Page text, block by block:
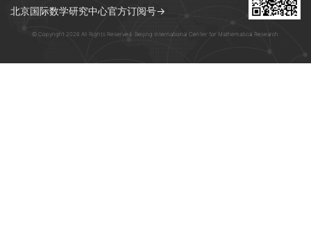
北京国际数学研究中心官方订阅号→
© Copyright 2026 All Rights Reserved. Beijing International Center for Mathematical Research.